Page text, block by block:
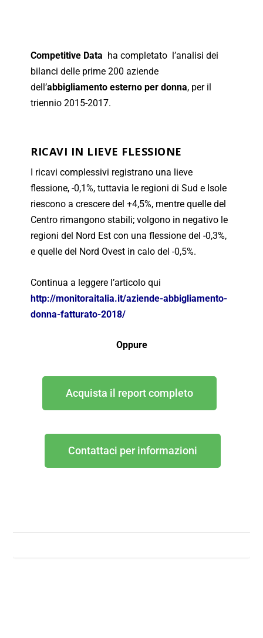
Competitive Data ha completato l’analisi dei
bilanci delle prime 200 aziende
dell’abbigliamento esterno per donna, per il
triennio 2015-2017.
RICAVI IN LIEVE FLESSIONE
I ricavi complessivi registrano una lieve
flessione, -0,1%, tuttavia le regioni di Sud e Isole
riescono a crescere del +4,5%, mentre quelle del
Centro rimangono stabili; volgono in negativo le
regioni del Nord Est con una flessione del -0,3%,
e quelle del Nord Ovest in calo del -0,5%.
Continua a leggere l’articolo qui
http://monitoraitalia.it/aziende-abbigliamento-
donna-fatturato-2018/
Oppure
Acquista il report completo
Contattaci per informazioni